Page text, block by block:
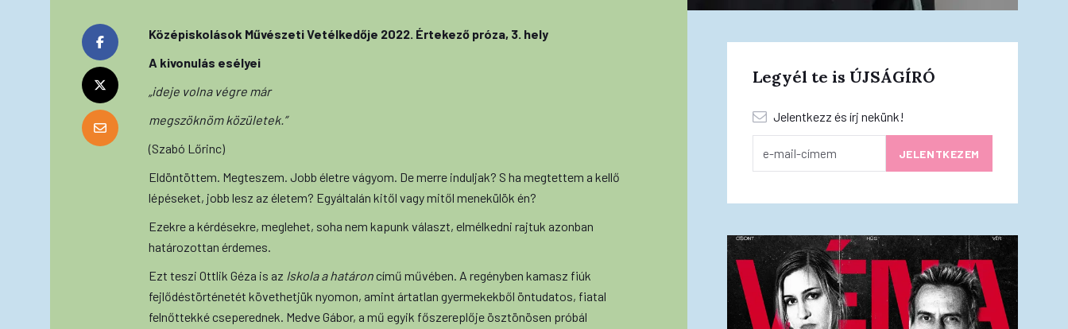
Középiskolások Művészeti Vetélkedője 2022. Értekező próza, 3. hely
A kivonulás esélyei
„ideje volna végre már
megszöknöm közületek.”
(Szabó Lőrinc)
Eldöntöttem. Megteszem. Jobb életre vágyom. De merre induljak? S ha megtettem a kellő
lépéseket, jobb lesz az életem? Egyáltalán kitől vagy mitől menekülök én?
Ezekre a kérdésekre, meglehet, soha nem kapunk választ, elmélkedni rajtuk azonban
határozottan érdemes.
Ezt teszi Ottlik Géza is az Iskola a határoncímű művében. A regényben kamasz fiúk
fejlődéstörténetét követhetjük nyomon, amint ártatlan gyermekekből öntudatos, fiatal
felnőttekké cseperednek. Medve Gábor, a mű egyik főszereplője ösztönösen próbál
Legyél te is ÚJSÁGÍRÓ
Jelentkezz és írj nekünk!